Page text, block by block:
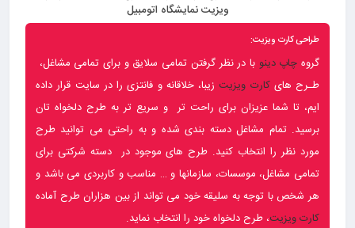
ویزیت نمایشگاه اتومبیل
طراحی کارت ویزیت:
گروه چاپ دینو با در نظر گرفتن تمامی سلایق و برای تمامی مشاغل،
طـرح هایکارت ویزیت زیبا، خلاقانه و فانتزی را در سایت قرار داده
ایم، تا شما عزیزان برای راحت تر و سریع تر به طرح دلخواه تان
برسید. تمام مشاغل دسته بندی شده و به راحتی می توانید طرح
مورد نظر را انتخاب کنید. طرح های موجود در دسته شرکتی برای
تمامی مشاغل، موسسات، سازمانها و … مناسب و کاربردی می باشد و
هر شخص با توجه به سلیقه خود می تواند از بین هزاران طرح آماده
کارت ویزیت، طرح دلخواه خود را انتخاب نماید.